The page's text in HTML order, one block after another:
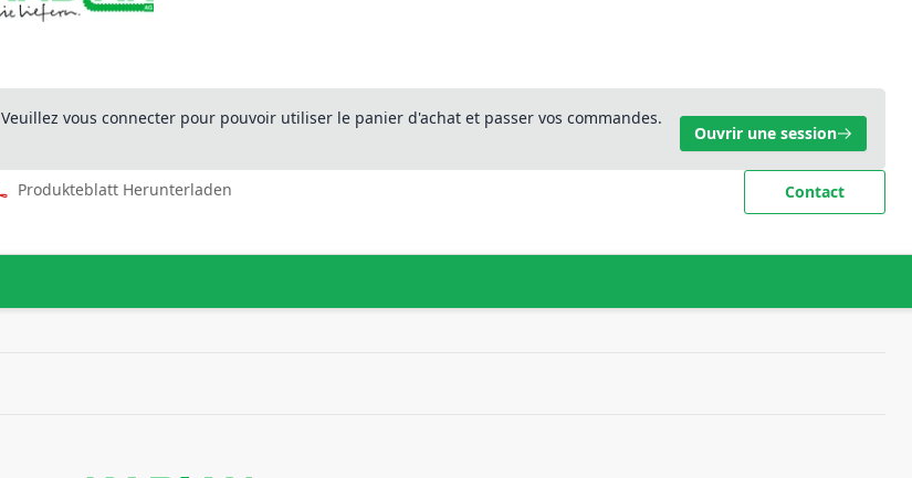
Veuillez vous connecter pour pouvoir utiliser le panier d'achat et passer vos commandes.
Ouvrir une session
Produkteblatt Herunterladen Contact